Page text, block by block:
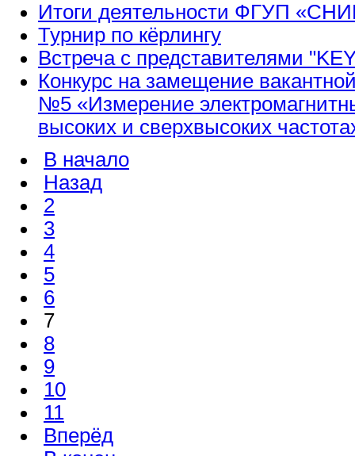
Итоги деятельности ФГУП
Турнир по кёрлингу
Встреча c представителями
Конкурс на замещение
№5 «Измерение
высоких и сверхвысоких
В начало
Назад
2
3
4
5
6
7
8
9
10
11
Вперёд